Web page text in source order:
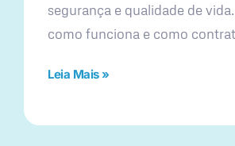
segurança e qualidade de
como funciona e como
Leia Mais »